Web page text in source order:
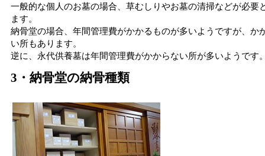
一般的な個人のお墓の場合、草むしりやお墓の清掃などが必要
ます。
納骨堂の場合、年間管理費がかかるものが多いようですが、か
い所もあります。
逆に、永代供養墓は年間管理費がかからない所が多いようです
3・納骨堂の納骨種類